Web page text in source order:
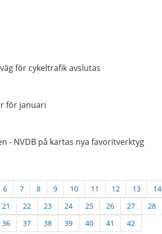
för cykeltrafik avslutas
för januari
- NVDB på kartas nya favoritverktyg
6 7 8 9 10 11 12 13 14
21 22 23 24 25 26 27 28
36 37 38 39 40 41 42